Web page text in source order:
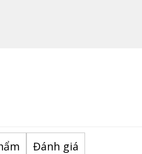
Đánh giá